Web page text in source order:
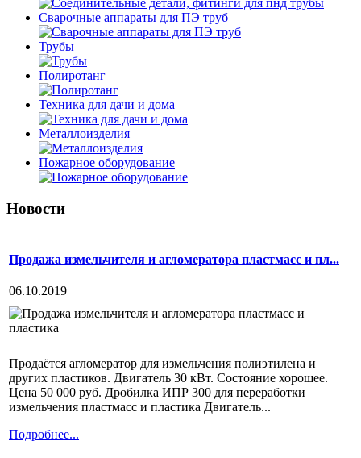
Сварочные аппараты для ПЭ труб
Трубы
Полиротанг
Техника для дачи и дома
Металлоизделия
Пожарное оборудование
Новости
Продажа измельчителя и агломератора пластмасс и пл...
06.10.2019
Продаётся агломератор для измельчения полиэтилена и
других пластиков. Двигатель 30 кВт. Состояние хорошее.
Цена 50 000 руб. Дробилка ИПР 300 для переработки
измельчения пластмасс и пластика Двигатель...
Подробнее...